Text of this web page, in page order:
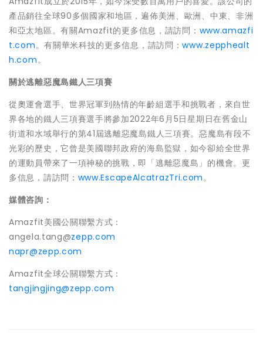
產品銷往全球90多個國家和地區，遍佈美洲、歐洲、中東、非洲
和亞太地區。有關Amazfit的更多信息，請訪問： www.amazfi
t.com。有關華米科技的更多信息，請訪問：www.zepphealt
h.com。
關於逃離惡魔島鐵人三項賽
從奧運會選手、世界冠軍到熱情的年齡組選手和挑戰者，來自世
界各地的鐵人三項賽選手將參加2022年6月5日星期日在舊金山
街道和水域舉行的第41屆逃離惡魔島鐵人三項賽。惡魔島有段不
光彩的歷史，它曾是美國聯邦政府的海島監獄，如今卻給全世界
的運動員帶來了一項神秘的挑戰，即「逃離惡魔島」的機會。更
多信息，請訪問： www.EscapeAlcatrazTri.com。
媒體咨詢：
Amazfit美國公關聯繫方式：
angela.tang@zepp.com
napr@zepp.com
Amazfit全球公關聯繫方式：
tangjingjing@zepp.com